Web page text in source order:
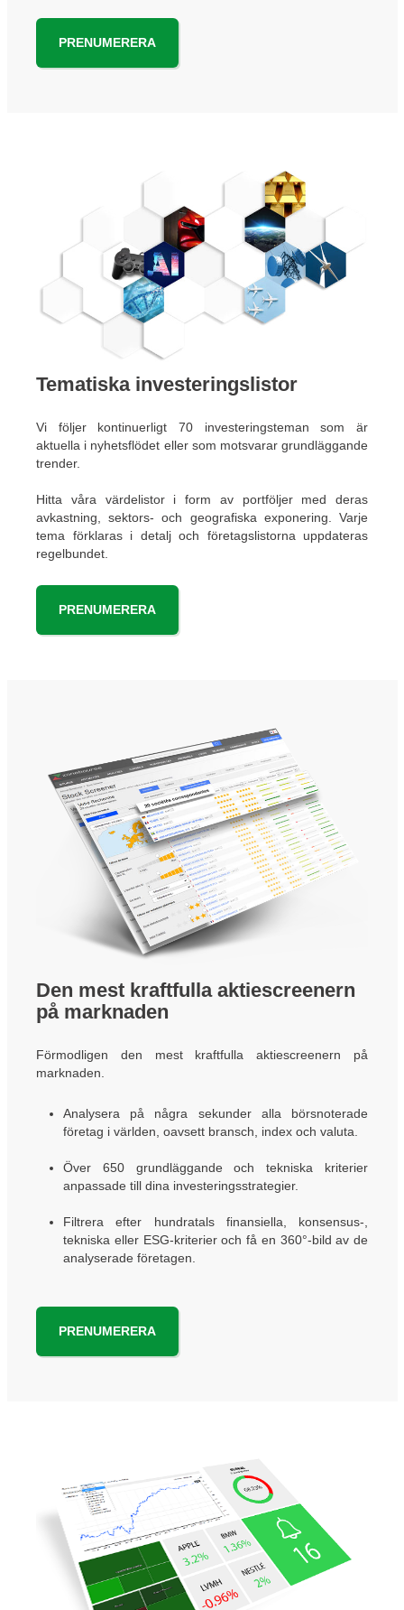
PRENUMERERA
Tematiska investeringslistor
Vi följer kontinuerligt 70 investeringsteman som är
aktuella i nyhetsflödet eller som motsvarar grundläggande
trender.
Hitta våra värdelistor i form av portföljer med deras
avkastning, sektors- och geografiska exponering. Varje
tema förklaras i detalj och företagslistorna uppdateras
regelbundet.
PRENUMERERA
Den mest kraftfulla aktiescreenern
på marknaden
Förmodligen den mest kraftfulla aktiescreenern på
marknaden.
Analysera på några sekunder alla börsnoterade
företag i världen, oavsett bransch, index och valuta.
Över 650 grundläggande och tekniska kriterier
anpassade till dina investeringsstrategier.
Filtrera efter hundratals finansiella, konsensus-,
tekniska eller ESG-kriterier och få en 360°-bild av de
analyserade företagen.
PRENUMERERA